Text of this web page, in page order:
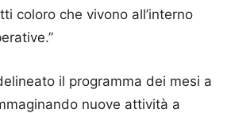
coloro che vivono all’interno
il programma dei mesi a
nuove attività a